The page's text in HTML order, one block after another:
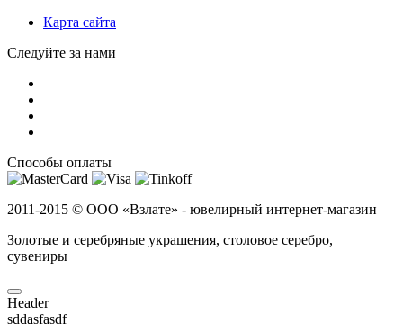
Карта сайта
Следуйте за нами
Способы оплаты
2011-2015 © ООО «Взлате» - ювелирный интернет-магазин
Золотые и серебряные украшения, столовое серебро,
сувениры
Header
sddasfasdf